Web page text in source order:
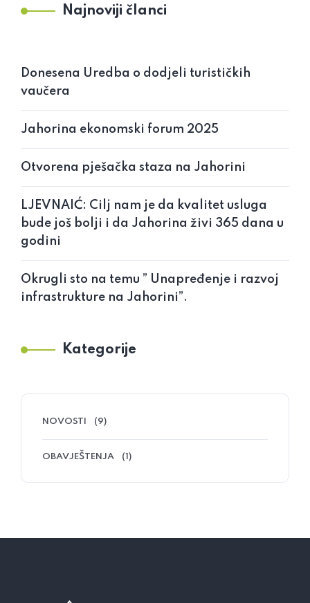
Najnoviji članci
Donesena Uredba o dodjeli turističkih
vaučera
Jahorina ekonomski forum 2025
Otvorena pješačka staza na Jahorini
LJEVNAIĆ: Cilj nam je da kvalitet usluga
bude još bolji i da Jahorina živi 365 dana u
godini
Okrugli sto na temu ” Unapređenje i razvoj
infrastrukture na Jahorini”.
Kategorije
NOVOSTI (9)
OBAVJEŠTENJA (1)